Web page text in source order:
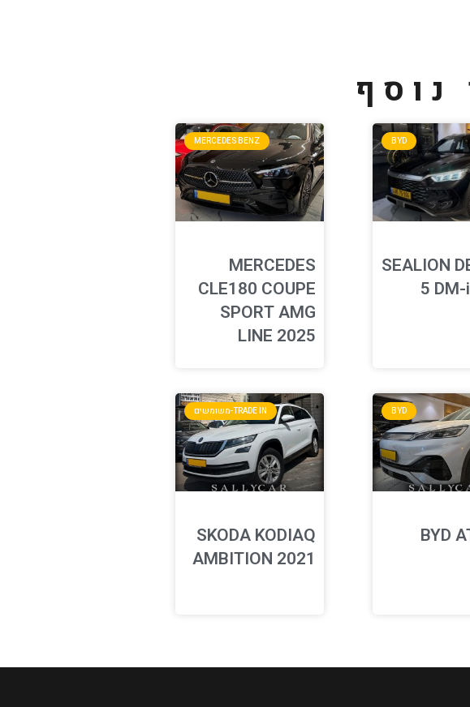
BYD
SEALION
5
MERCEDES BENZ
MERCEDES
CLE180 COUPE
SPORT AMG
LINE 2025
BYD
BYD
TRADE IN-משומשים
SKODA KODIAQ
AMBITION 2021